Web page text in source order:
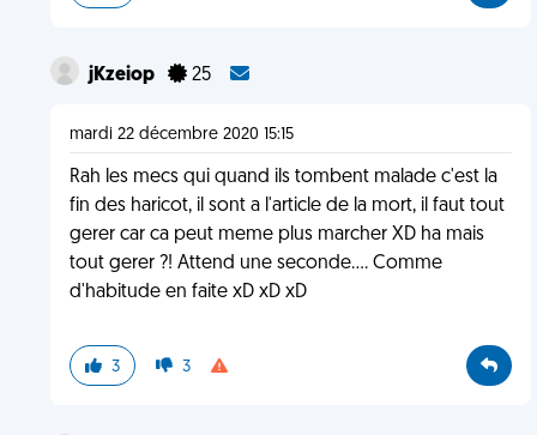
jKzeiop 25
mardi 22 décembre 2020 15:15
Rah les mecs qui quand ils tombent malade c'est la
fin des haricot, il sont a l'article de la mort, il faut tout
gerer car ca peut meme plus marcher XD ha mais
tout gerer ?! Attend une seconde.... Comme
d'habitude en faite xD xD xD
3 3